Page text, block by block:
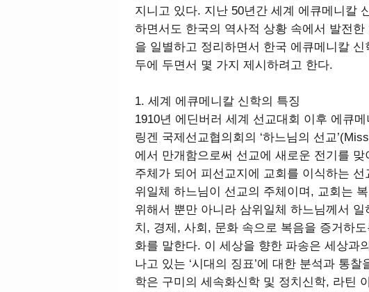
지니고 있다. 지난 50년간 세계 에큐메니칼
하면서도 한국의 역사적 상황 속에서 발전
을 일별하고 정리하면서 한국 에큐메니칼
두에 두면서 몇 가지 제시하려고 한다.
1. 세계 에큐메니칼 신학의 특징
1910년 에딘버러 세계 선교대회 이후 에큐
링겐 국제선교협의회의 ‘하느님의 선교
에서 만개함으로써 선교에 새로운 전기를
주체가 되어 피선교지에 교회를 이식하는 선
위일체 하느님이 선교의 주체이며, 교회는
위해서 뿐만 아니라 삼위일체 하느님께서
치, 경제, 사회, 문화 속으로 복음을 증거하
화를 말한다. 이 세상을 향한 파송은 세상과
나고 있는 ‘시대의 징표’에 대한 분석과 통찰
학은 구미의 세속화신학 및 정치신학, 라틴